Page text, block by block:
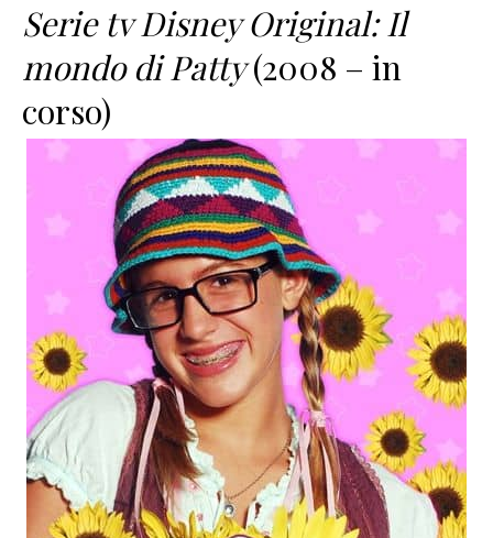
Serie tv Disney Original: Il
mondo di Patty(2008 – in
corso)